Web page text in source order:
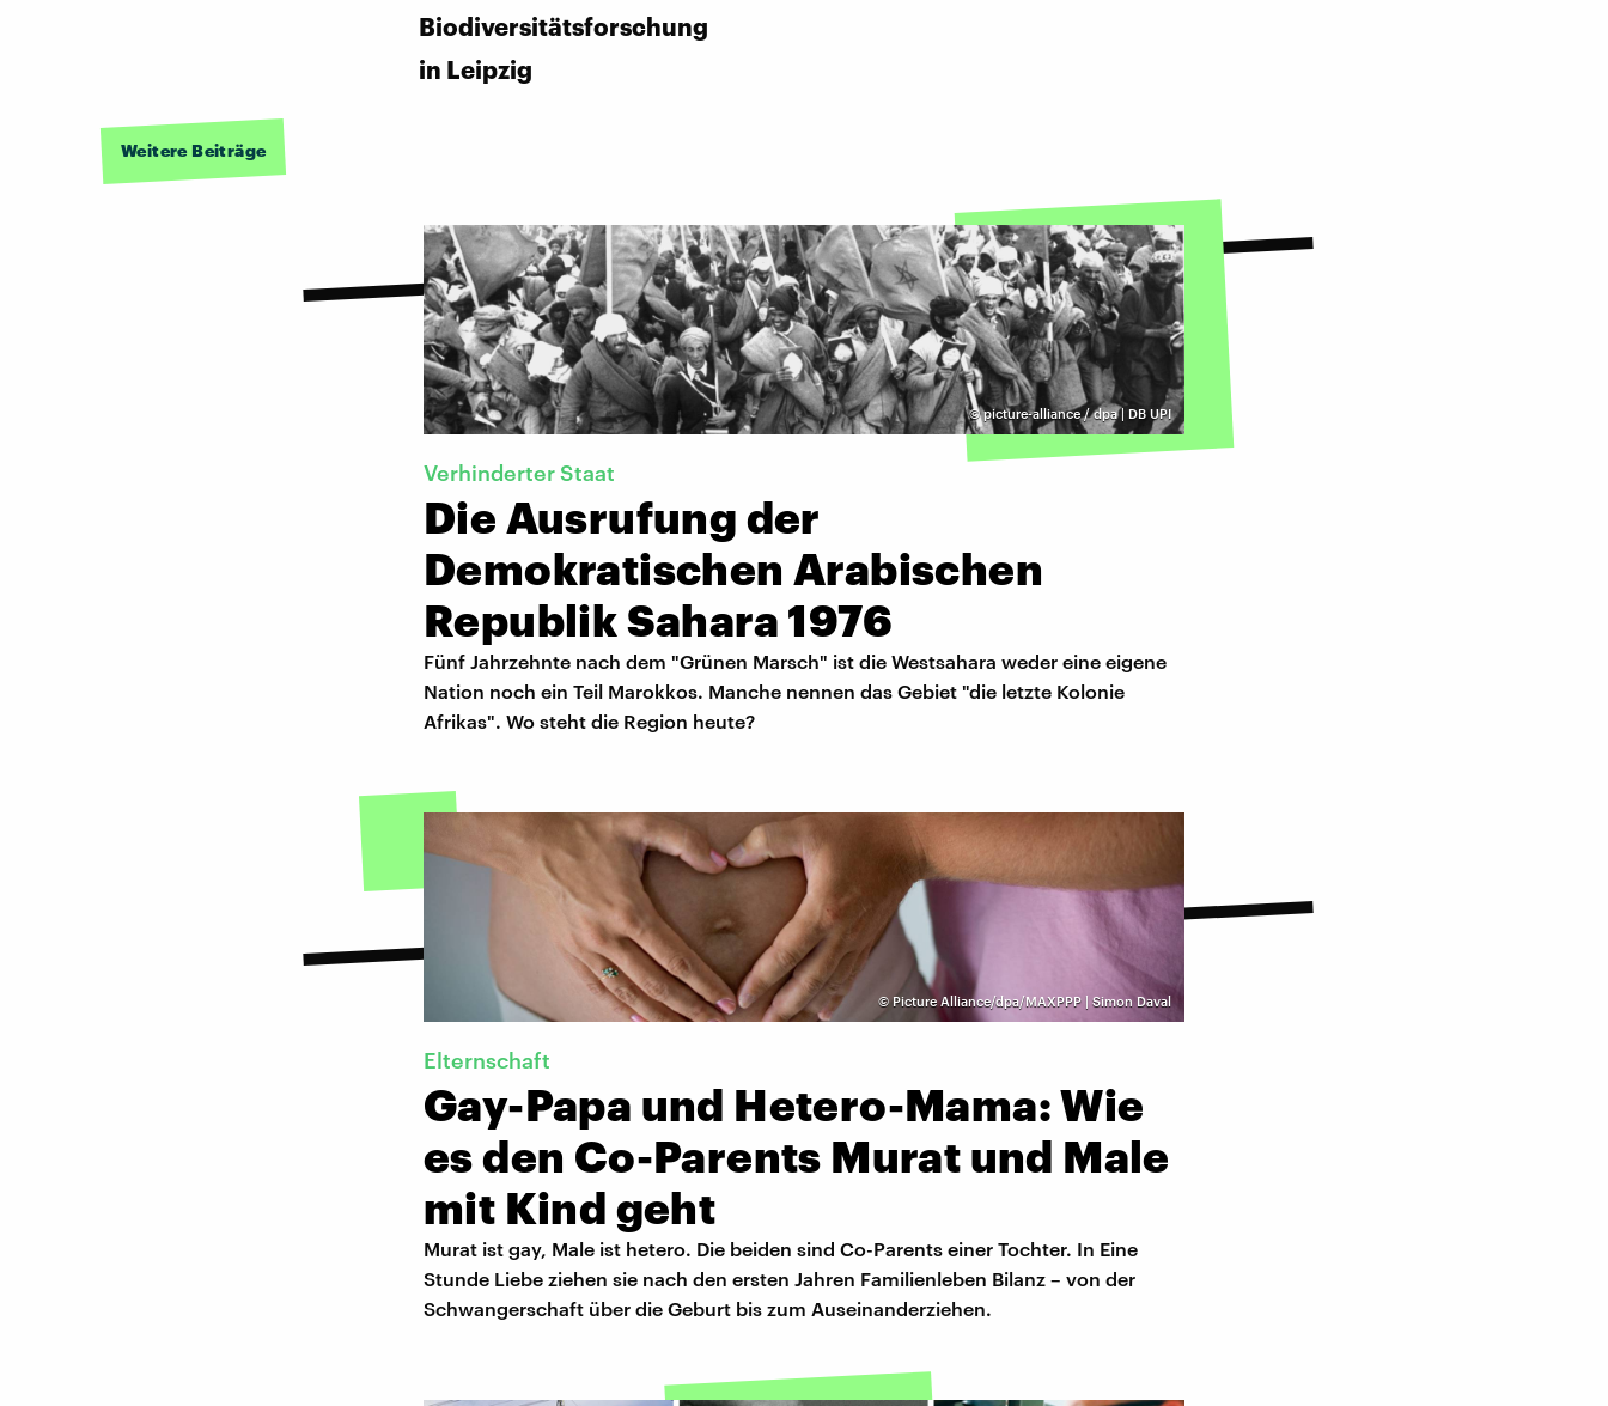
Biodiversitätsforschung
in Leipzig
Weitere Beiträge
©picture-alliance / dpa | DB UPI
Verhinderter Staat
Die Ausrufung der
Demokratischen Arabischen
Republik Sahara 1976
Fünf Jahrzehnte nach dem "Grünen Marsch" ist die Westsahara weder eine eigene
Nation noch ein Teil Marokkos. Manche nennen das Gebiet "die letzte Kolonie
Afrikas". Wo steht die Region heute?
©Picture Alliance/dpa/MAXPPP | Simon Daval
Elternschaft
Gay-Papa und Hetero-Mama: Wie
es den Co-Parents Murat und Male
mit Kind geht
Murat ist gay, Male ist hetero. Die beiden sind Co-Parents einer Tochter. In Eine
Stunde Liebe ziehen sie nach den ersten Jahren Familienleben Bilanz – von der
Schwangerschaft über die Geburt bis zum Auseinanderziehen.